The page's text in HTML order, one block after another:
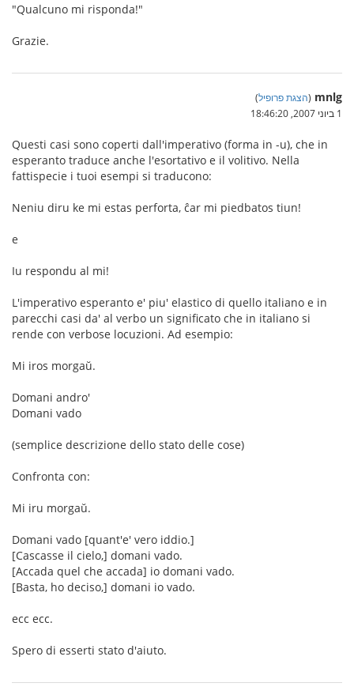
"Qualcuno mi risponda!"
Grazie.
mnlg
(הצגת פרופיל)
1 ביוני 2007, 18:46:20
Questi casi sono coperti dall'imperativo (forma in -u), che in
esperanto traduce anche l'esortativo e il volitivo. Nella
fattispecie i tuoi esempi si traducono:
Neniu diru ke mi estas perforta, ĉar mi piedbatos tiun!
e
Iu respondu al mi!
L'imperativo esperanto e' piu' elastico di quello italiano e in
parecchi casi da' al verbo un significato che in italiano si
rende con verbose locuzioni. Ad esempio:
Mi iros morgaŭ.
Domani andro'
Domani vado
(semplice descrizione dello stato delle cose)
Confronta con:
Mi iru morgaŭ.
Domani vado [quant'e' vero iddio.]
[Cascasse il cielo,] domani vado.
[Accada quel che accada] io domani vado.
[Basta, ho deciso,] domani io vado.
ecc ecc.
Spero di esserti stato d'aiuto.